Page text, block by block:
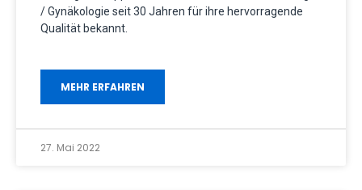
/ Gynäkologie seit 30 Jahren für ihre hervorragende
Qualität bekannt.
MEHR ERFAHREN
27. Mai 2022